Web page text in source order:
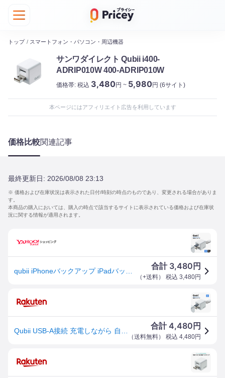
トップ / スマートフォン・パソコン・周辺機器
サンワダイレクト Qubii i400-
ADRIP010W 400-ADRIP010W
価格帯: 税込 3,480円 ~ 5,980円 (6サイト)
本ページにはアフィリエイト広告を利用しています
価格比較関連記事
最終更新日: 2026/08/08 23:13
※ 価格および在庫状況は表示された日付/時刻の時点のものであり、変更される場合がありま
す。
本商品の購入においては、購入の時点で該当するサイトに表示されている価格および在庫状
況に関する情報が適用されます。
合計 3,480 円
（+送料） 税込 3,480円
合計4,480 円
（送料無料） 税込 4,480円